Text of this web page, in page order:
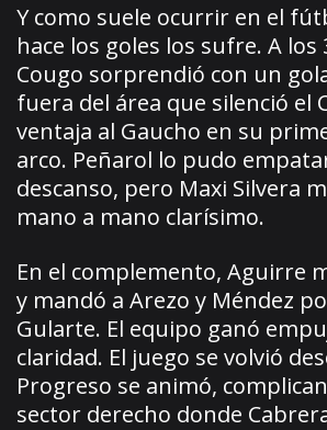
Y como suele ocurrir en el
hace los goles los sufre. A los
Cougo sorprendió con un
fuera del área que silenció el
ventaja al Gaucho en su
arco. Peñarol lo pudo
descanso, pero Maxi Silvera
mano a mano clarísimo.
En el complemento, Aguirre
y mandó a Arezo y Méndez
Gularte. El equipo ganó
claridad. El juego se volvió
Progreso se animó,
sector derecho donde